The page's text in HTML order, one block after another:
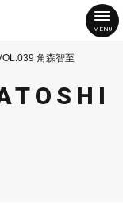
角森智至